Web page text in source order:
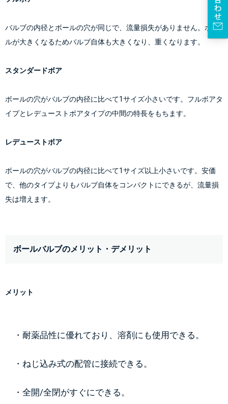
バルブの内径とボールの穴が同じで、流量損失がありません。ボー
ルが大きくなるためバルブ自体も大きくなり、重くなります。
スタンダードボア
ボールの穴がバルブの内径に比べて1サイズ小さいです。フルボアタ
イプとレデューストボアタイプの中間の特長をもちます。
レデューストボア
ボールの穴がバルブの内径に比べて1サイズ以上小さいです。安価
で、他のタイプよりもバルブ自体をコンパクトにできるが、流量損
失は増えます。
ボールバルブのメリット・デメリット
メリット
・耐薬品性に優れており、溶剤にも使用できる。
・ねじ込み式の配管に接続できる。
・全開/全閉がすぐにできる。